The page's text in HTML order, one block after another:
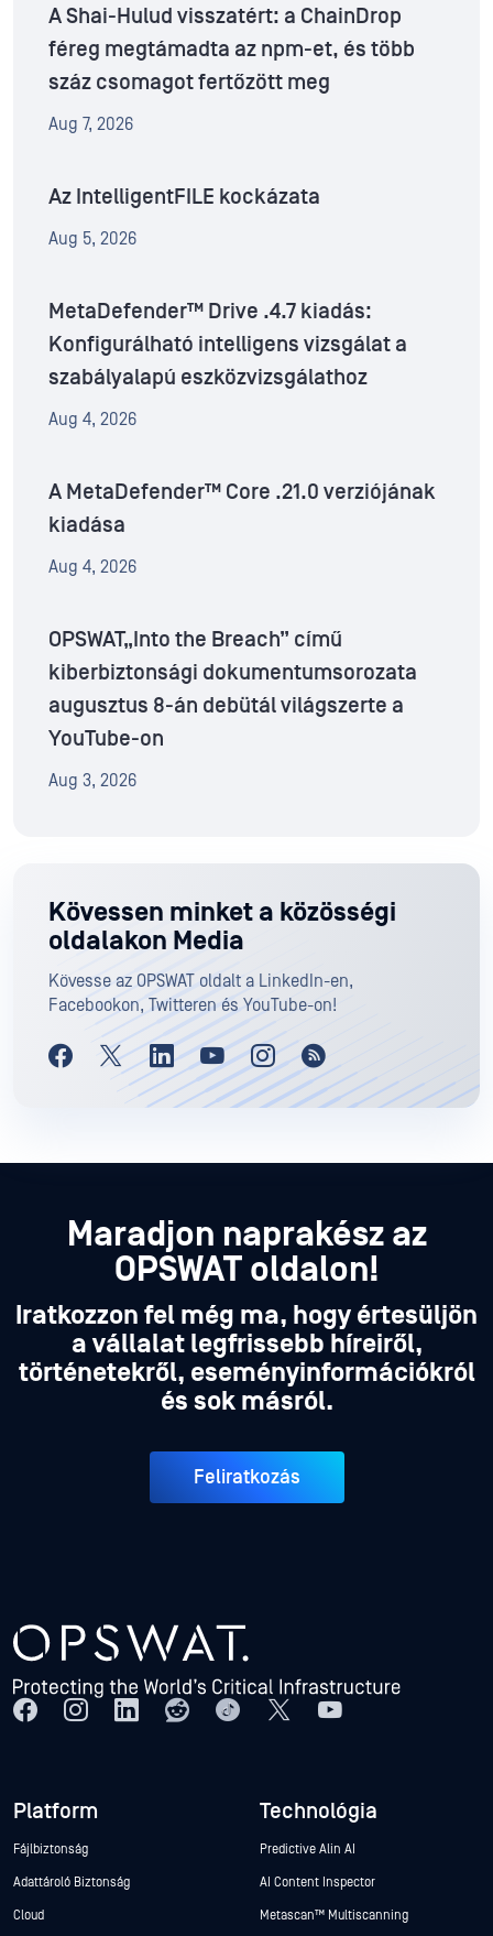
A Shai-Hulud visszatért: a ChainDrop
féreg megtámadta az npm-et, és több
száz csomagot fertőzött meg
Aug 7, 2026
Az IntelligentFILE kockázata
Aug 5, 2026
MetaDefender™ Drive .4.7 kiadás:
Konfigurálható intelligens vizsgálat a
szabályalapú eszközvizsgálathoz
Aug 4, 2026
A MetaDefender™ Core .21.0 verziójának
kiadása
Aug 4, 2026
OPSWAT„Into the Breach” című
kiberbiztonsági dokumentumsorozata
augusztus 8-án debütál világszerte a
YouTube-on
Aug 3, 2026
Kövessen minket a közösségi
oldalakon Media
Kövesse az OPSWAT oldalt a LinkedIn-en,
Facebookon, Twitteren és YouTube-on!
Maradjon naprakész az
OPSWAT oldalon!
Iratkozzon fel még ma, hogy értesüljön
a vállalat legfrissebb híreiről,
történetekről, eseményinformációkról
és sok másról.
Feliratkozás
Platform
Fájlbiztonság
Adattároló Biztonság
Cloud
Technológia
Predictive Alin AI
AI Content Inspector
Metascan™ Multiscanning